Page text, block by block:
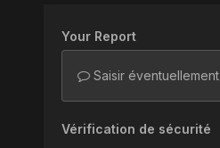
Your Report
Saisir
Vérification de sécurité